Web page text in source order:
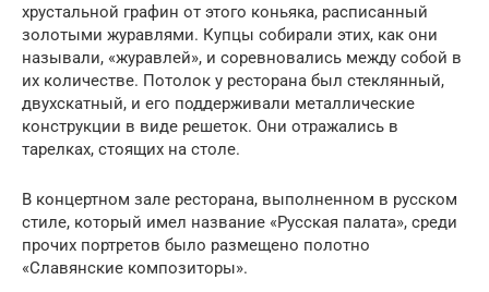
хрустальной графин от этого коньяка, расписанный
золотыми журавлями. Купцы собирали этих, как они
называли, «журавлей», и соревновались между собой в
их количестве. Потолок у ресторана был стеклянный,
двухскатный, и его поддерживали металлические
конструкции в виде решеток. Они отражались в
тарелках, стоящих на столе.
В концертном зале ресторана, выполненном в русском
стиле, который имел название «Русская палата», среди
прочих портретов было размещено полотно
«Славянские композиторы».